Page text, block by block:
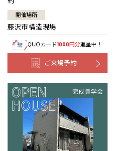
開催場所
藤沢市構造現場
QUOカード1000円分進呈中！
ご来場予約